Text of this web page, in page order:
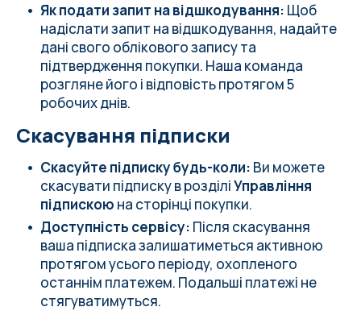
Як подати запит на відшкодування: Щоб
надіслати запит на відшкодування, надайте
дані свого облікового запису та
підтвердження покупки. Наша команда
розгляне його і відповість протягом 5
робочих днів.
Скасування підписки
Скасуйте підписку будь-коли: Ви можете
скасувати підписку в розділіУправління
підпискою на сторінці покупки.
Доступність сервісу: Після скасування
ваша підписка залишатиметься активною
протягом усього періоду, охопленого
останнім платежем. Подальші платежі не
стягуватимуться.